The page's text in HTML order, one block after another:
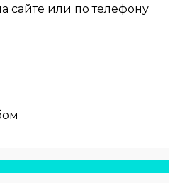
сайте или по телефону